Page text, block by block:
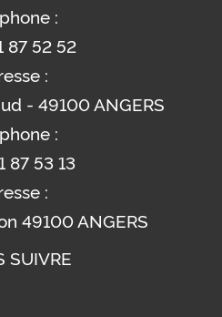
:
87 52 52
:
- 49100 ANGERS
:
87 53 13
:
49100 ANGERS
SUIVRE